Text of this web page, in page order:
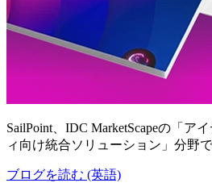
SailPoint、IDC MarketScapeの「ア
ィ向け統合ソリューション」分野
ブログを読む (英語)